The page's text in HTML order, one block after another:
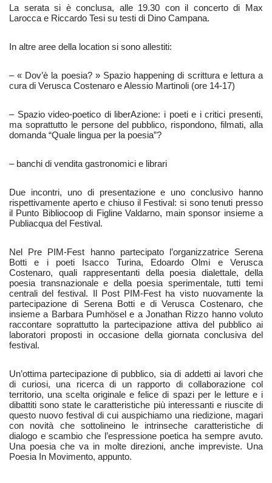
La serata si è conclusa, alle 19.30 con il concerto di Max
Larocca e Riccardo Tesi su testi di Dino Campana.
In altre aree della location si sono allestiti:
– « Dov’è la poesia? » Spazio happening di scrittura e lettura a
cura di Verusca Costenaro e Alessio Martinoli (ore 14-17)
– Spazio video-poetico di liberAzione: i poeti e i critici presenti,
ma soprattutto le persone del pubblico, rispondono, filmati, alla
domanda “Quale lingua per la poesia”?
– banchi di vendita gastronomici e librari
Due incontri, uno di presentazione e uno conclusivo hanno
rispettivamente aperto e chiuso il Festival: si sono tenuti presso
il Punto Bibliocoop di Figline Valdarno, main sponsor insieme a
Publiacqua del Festival.
Nel Pre PIM-Fest hanno partecipato l’organizzatrice Serena
Botti e i poeti Isacco Turina, Edoardo Olmi e Verusca
Costenaro, quali rappresentanti della poesia dialettale, della
poesia transnazionale e della poesia sperimentale, tutti temi
centrali del festival. Il Post PIM-Fest ha visto nuovamente la
partecipazione di Serena Botti e di Verusca Costenaro, che
insieme a Barbara Pumhösel e a Jonathan Rizzo hanno voluto
raccontare soprattutto la partecipazione attiva del pubblico ai
laboratori proposti in occasione della giornata conclusiva del
festival.
Un’ottima partecipazione di pubblico, sia di addetti ai lavori che
di curiosi, una ricerca di un rapporto di collaborazione col
territorio, una scelta originale e felice di spazi per le letture e i
dibattiti sono state le caratteristiche più interessanti e riuscite di
questo nuovo festival di cui auspichiamo una riedizione, magari
con novità che sottolineino le intrinseche caratteristiche di
dialogo e scambio che l’espressione poetica ha sempre avuto.
Una poesia che va in molte direzioni, anche impreviste. Una
Poesia In Movimento, appunto.